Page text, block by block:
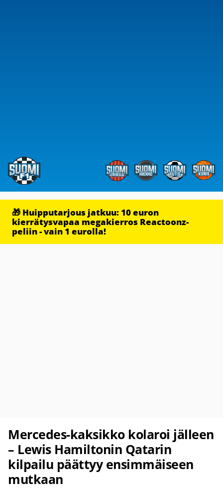
🎁 Huipputarjous jatkuu: 10 euron
kierrätysvapaa megakierros Reactoonz-
peliin - vain 1 eurolla!
Mercedes-kaksikko kolaroi jälleen
– Lewis Hamiltonin Qatarin
kilpailu päättyy ensimmäiseen
mutkaan